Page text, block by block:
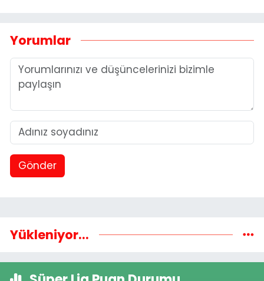
Yorumlar
Gönder
Yükleniyor...